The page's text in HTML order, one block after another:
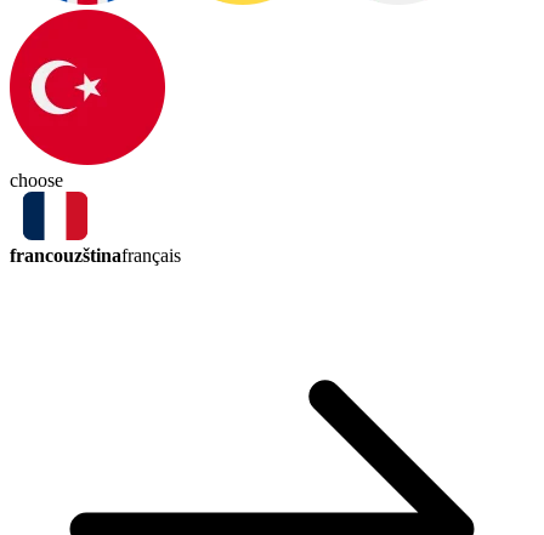
choose
francouzštinafrançais